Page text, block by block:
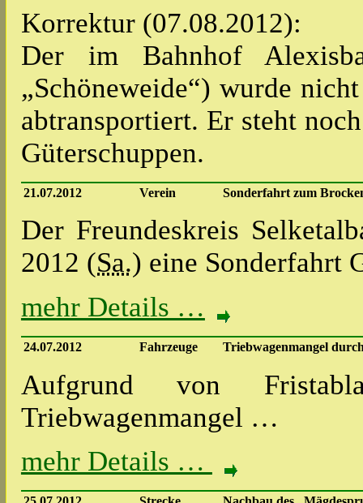
Korrektur (07.08.2012):
Der im Bahnhof
„Schöneweide“) wurde
abtransportiert. Er steht
Güterschuppen.
21.07.2012 Verein Sonderfahrt zum
Der Freundeskreis
2012 (Sa.) eine Sonderfahrt
mehr Details …
24.07.2012 Fahrzeuge Triebwagenmangel
Aufgrund von
Triebwagenmangel …
mehr Details …